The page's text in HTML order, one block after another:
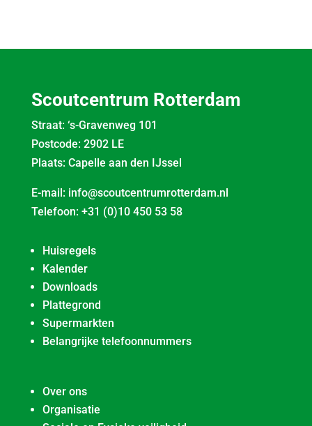
Scoutcentrum Rotterdam
Straat: ‘s-Gravenweg 101
Postcode: 2902 LE
Plaats: Capelle aan den IJssel
E-mail: info@scoutcentrumrotterdam.nl
Telefoon: +31 (0)10 450 53 58
Huisregels
Kalender
Downloads
Plattegrond
Supermarkten
Belangrijke telefoonnummers
Over ons
Organisatie